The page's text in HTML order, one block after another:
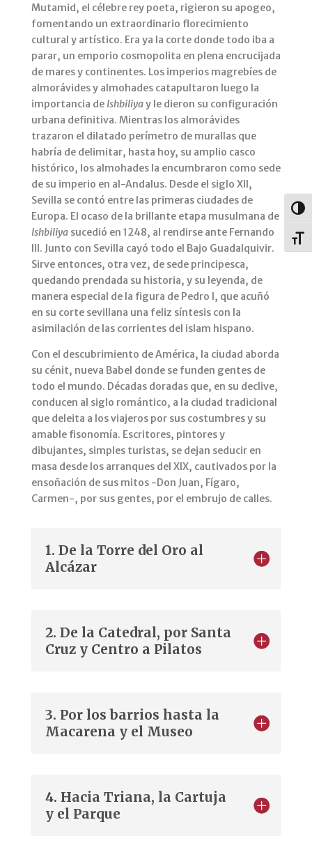
Mutamid, el célebre rey poeta, rigieron su apogeo,
fomentando un extraordinario florecimiento
cultural y artístico. Era ya la corte donde todo iba a
parar, un emporio cosmopolita en plena encrucijada
de mares y continentes. Los imperios magrebíes de
almorávides y almohades catapultaron luego la
importancia deIshbiliyay le dieron su configuración
urbana definitiva. Mientras los almorávides
trazaron el dilatado perímetro de murallas que
habría de delimitar, hasta hoy, su amplio casco
histórico, los almohades la encumbraron como sede
de su imperio en al-Andalus. Desde el siglo XII,
Sevilla se contó entre las primeras ciudades de
Europa. El ocaso de la brillante etapa musulmana de
Ishbiliyasucedió en 1248, al rendirse ante Fernando
III. Junto con Sevilla cayó todo el Bajo Guadalquivir.
Sirve entonces, otra vez, de sede principesca,
quedando prendada su historia, y su leyenda, de
manera especial de la figura de Pedro I, que acuñó
en su corte sevillana una feliz síntesis con la
asimilación de las corrientes del islam hispano.
Con el descubrimiento de América, la ciudad aborda
su cénit, nueva Babel donde se funden gentes de
todo el mundo. Décadas doradas que, en su declive,
conducen al siglo romántico, a la ciudad tradicional
que deleita a los viajeros por sus costumbres y su
amable fisonomía. Escritores, pintores y
dibujantes, simples turistas, se dejan seducir en
masa desde los arranques del XIX, cautivados por la
ensoñación de sus mitos -Don Juan, Fígaro,
Carmen-, por sus gentes, por el embrujo de calles.
1. De la Torre del Oro al
Alcázar
2. De la Catedral, por Santa
Cruz y Centro a Pilatos
3. Por los barrios hasta la
Macarena y el Museo
4. Hacia Triana, la Cartuja
y el Parque